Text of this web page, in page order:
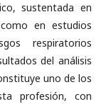
sustentada en
en estudios
respiratorios
del análisis
uno de los
profesión, con